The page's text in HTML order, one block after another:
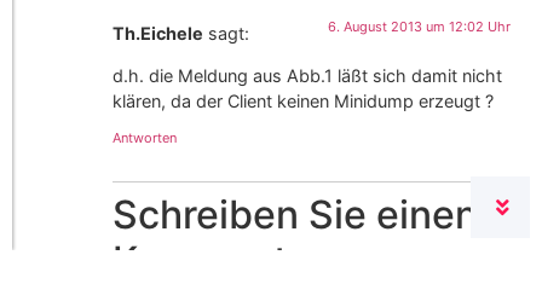
Th.Eichele sagt: 6. August 2013 um 12:02 Uhr
d.h. die Meldung aus Abb.1 läßt sich damit nicht
klären, da der Client keinen Minidump erzeugt ?
Antworten
Schreiben Sie einen
Kommentar